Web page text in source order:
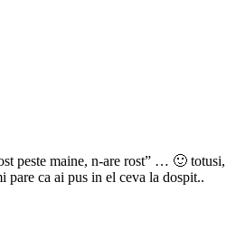
peste maine, n-are rost” … 🙂 totusi,
pare ca ai pus in el ceva la dospit..